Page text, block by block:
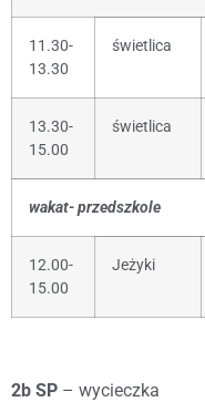
11.30-
13.30
świetlica
13.30-
15.00
świetlica
wakat- przedszkole
12.00-
15.00
Jeżyki
2b SP – wycieczka